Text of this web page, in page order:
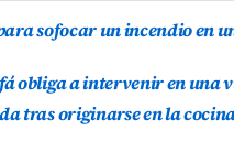
sofocar un incendio en
obliga a intervenir en una
tras originarse en la